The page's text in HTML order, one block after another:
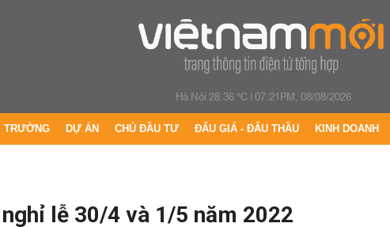
Hà Nội 28.36 °C|07:21PM, 08/08/2026
TRƯỜNG DỰ ÁN CHỦ ĐẦU TƯ ĐẤU GIÁ - ĐẤU THẦU KINH DOANH
lễ 30/4 và 1/5 năm 2022